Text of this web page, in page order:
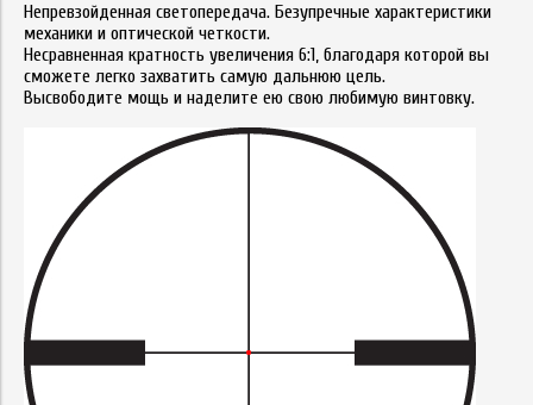
Непревзойденная светопередача. Безупречные характеристики
механики и оптической четкости.
Несравненная кратность увеличения 6:1, благодаря которой вы
сможете легко захватить самую дальнюю цель.
Высвободите мощь и наделите ею свою любимую винтовку.